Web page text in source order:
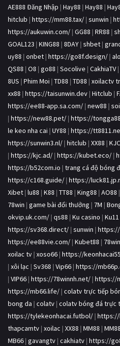
AE888 Đăng Nhập | Hay88 | Hay88 |
hitclub | https://mm88.tax/ | sunwin |
https://aukuwin.com/ | GG88 | RR88 |
GOAL123 | KING88 | 8DAY | shbet |
uy88 | onbet | https://go8f.design/ |
QS88 | O8 | go88 | Socolive | CakhiaTV |
8US | Phim Moi | TD88 | TD88 | xoilactv
xx88 | https://taisunwin.dev | Hitclub |
https://ee88-app.sa.com/ | new88 |
| https://new88.pet/ | https://
le keo nha cai | UY88 | https://
https://sunwin3.nl/ | hitclub | XX88 | KJC
| https://kjc.ad/ | https://kubet.eco/ |
https://b52com.io | trang cá độ bóng
https://c168.guide/ | https://
Xibet | lu88 | K88 | TT88 | King88 | AO88 |
78win | game bài đổi thưởng | 7M |
okvip.uk.com/ | qs88 | Ku casino | Ku11
https://sv368.direct/ | sunwin |
https://ee88vie.com/ | Kubet88 | 78win
xoilac tv | xoso66 | https://
| xôi lạc | Sv368 | Vip66 | https://
| VIP66 | https://78winnh.net/ | https://
https://mb66.life/ | colatv trực tiếp
bong da | colatv | colatv bóng đá trực
https://tylekeonhacai.futbol/ |
thapcamtv | xoilac | XX88 | MM88 | MM88
MB66 | gavangtv | cakhiatv | https://